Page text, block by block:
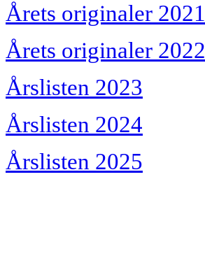
Årets originaler 2021
Årets originaler 2022
Årslisten 2023
Årslisten 2024
Årslisten 2025